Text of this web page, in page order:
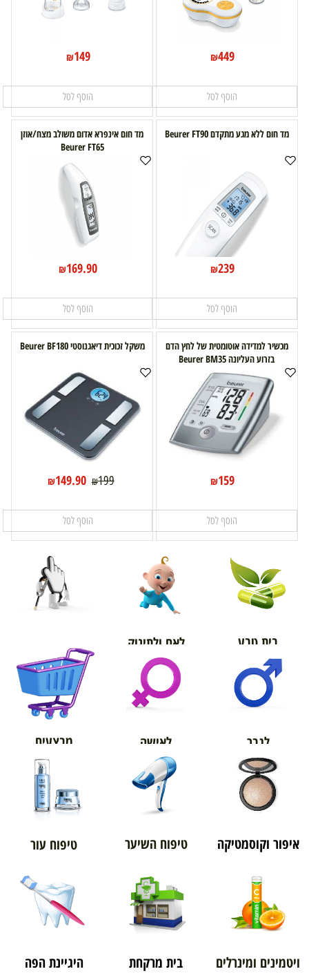
₪449
הוסף לסל
₪149
הוסף לסל
מד חום ללא מגע מתקדם Beurer FT90
₪239
הוסף לסל
מד חום אינפרא אדום משולב מצח/אוזן
Beurer FT65
₪169.90
הוסף לסל
מכשיר למדידה אוטומטית של לחץ הדם
בזרוע העליונה Beurer BM35
₪159
הוסף לסל
משקל זכוכית דיאגנוסטי Beurer BF180
₪199
₪149.90
הוסף לסל
בית טבע לאם ולתינוק
אורטופדיה
לגבר לאישה מבצעים
איפור וקוסמטיקה טיפוח השיער טיפוח עור
ויטמינים ומינרלים בית מרקחת היגיינת הפה